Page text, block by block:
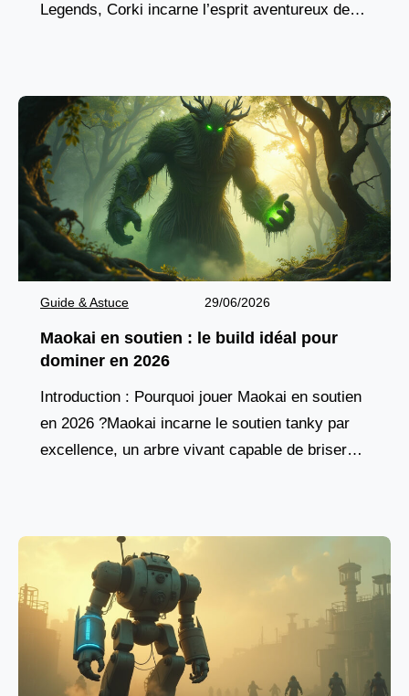
Legends, Corki incarne l’esprit aventureux des
Guide & Astuce 29/06/2026
Maokai en soutien : le build idéal pour
dominer en 2026
Introduction : Pourquoi jouer Maokai en soutien
en 2026 ?Maokai incarne le soutien tanky par
excellence, un arbre vivant capable de briser